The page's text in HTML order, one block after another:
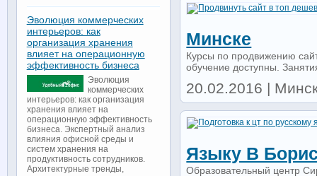
Минске
Курсы по продвижению
обучение доступны.
20.02.2016 |
Языку В
Образовательный центр
Эволюция коммерческих
интерьеров: как
организация хранения
влияет на операционную
эффективность бизнеса
Эволюция
коммерческих
интерьеров: как организация
хранения влияет на
операционную эффективность
бизнеса. Экспертный анализ
влияния офисной среды и
систем хранения на
продуктивность сотрудников.
Архитектурные тренды,